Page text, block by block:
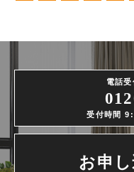
電話受
受付時間
お申